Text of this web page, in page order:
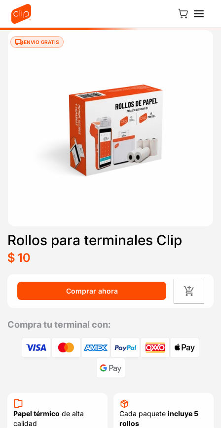
Carrito
ENVIO GRATIS
elemento
multimedia
1
en
modal
Rollos para terminales Clip
Precio
habitual
$ 10
Comprar ahora
Compra tu terminal con:
Papel térmico de alta
calidad
Cada paquete incluye 5
rollos